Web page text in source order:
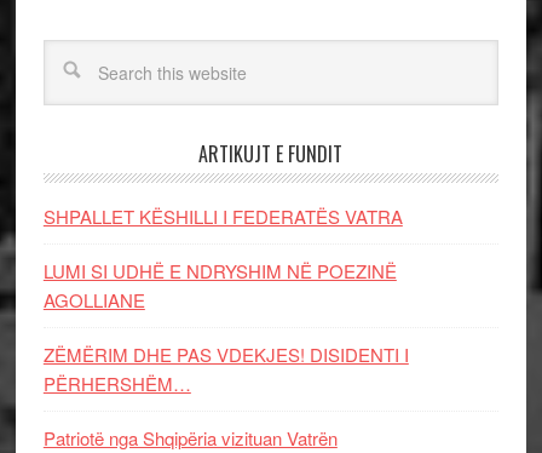
ARTIKUJT E FUNDIT
SHPALLET KËSHILLI I FEDERATËS VATRA
LUMI SI UDHË E NDRYSHIM NË POEZINË
AGOLLIANE
ZËMËRIM DHE PAS VDEKJES! DISIDENTI I
PËRHERSHËM…
Patriotë nga Shqipëria vizituan Vatrën